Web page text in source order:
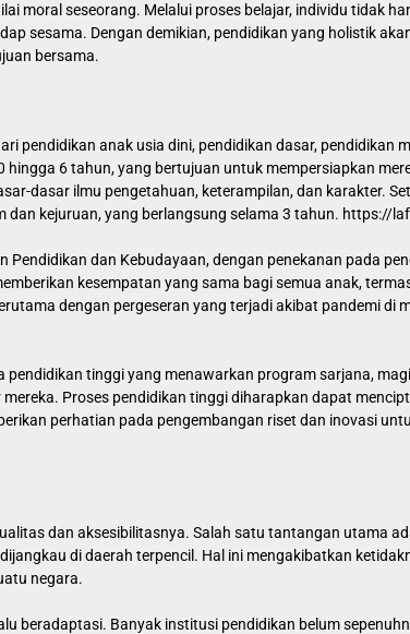
moral seseorang. Melalui proses belajar, individu tidak
sesama. Dengan demikian, pendidikan yang holistik
bersama.
pendidikan anak usia dini, pendidikan dasar, pendidikan
6 tahun, yang bertujuan untuk mempersiapkan
dasar ilmu pengetahuan, keterampilan, dan karakter.
kejuruan, yang berlangsung selama 3 tahun. https://
dan Kebudayaan, dengan penekanan pada
kesempatan yang sama bagi semua anak,
dengan pergeseran yang terjadi akibat pandemi di
tinggi yang menawarkan program sarjana,
Proses pendidikan tinggi diharapkan dapat
perhatian pada pengembangan riset dan inovasi
dan aksesibilitasnya. Salah satu tantangan utama
di daerah terpencil. Hal ini mengakibatkan
negara.
beradaptasi. Banyak institusi pendidikan belum